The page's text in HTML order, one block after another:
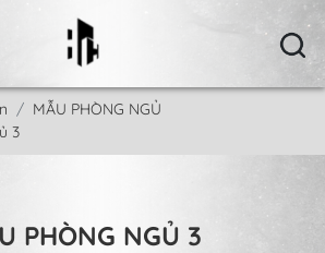
MẪU PHÒNG NGỦ
3
PHÒNG NGỦ 3